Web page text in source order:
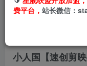
小人国【速创剪映
费平台， 站长微信：